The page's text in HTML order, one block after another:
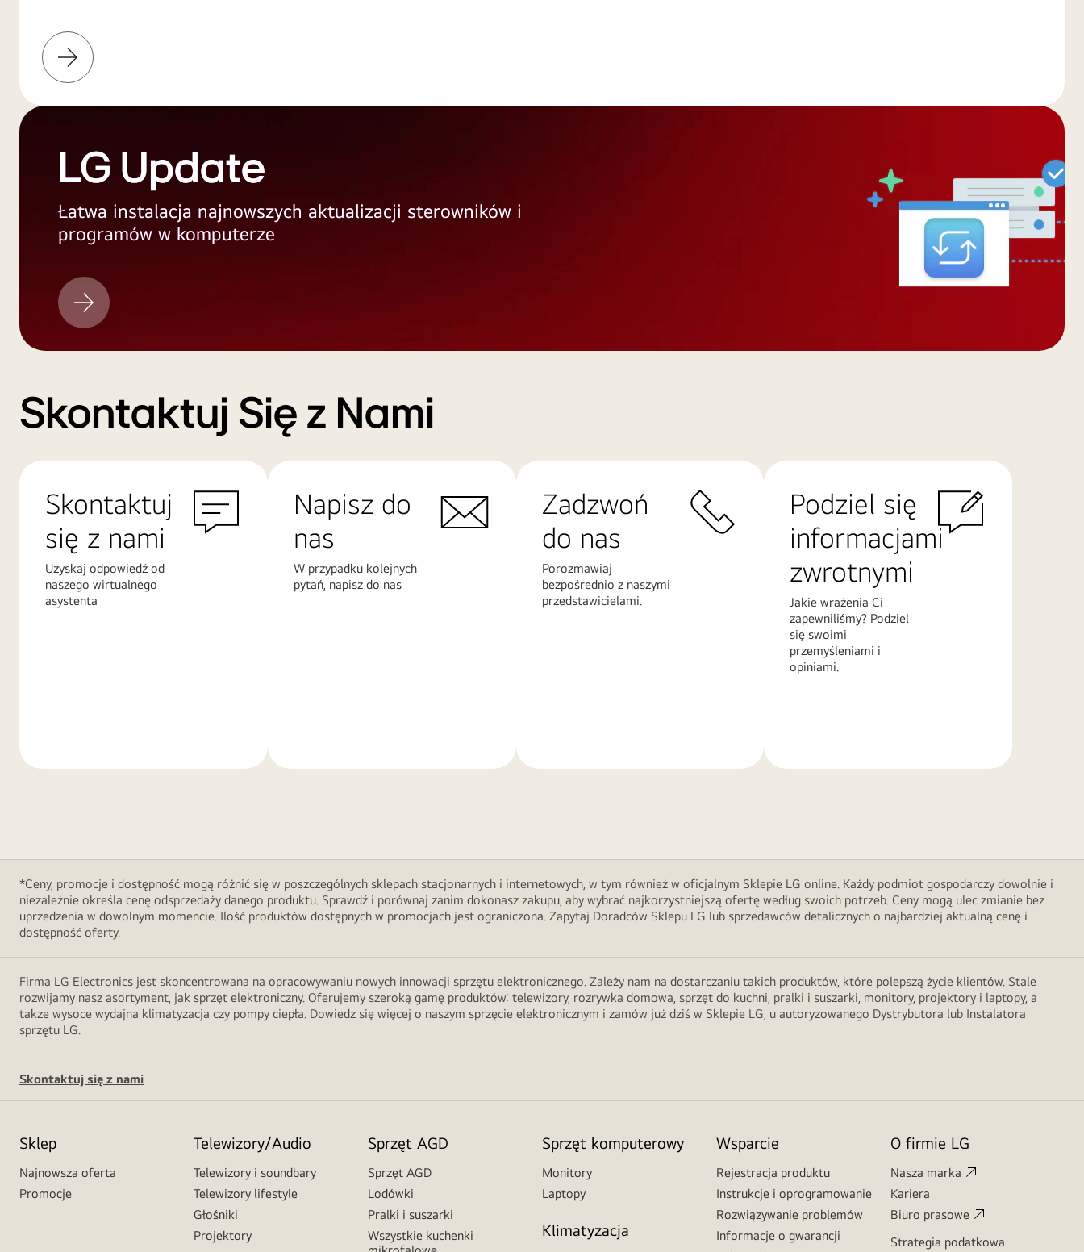
Więcej
informacji
LG Update
Łatwa instalacja najnowszych aktualizacji sterowników i
programów w komputerze
LG
Update
Skontaktuj Się z Nami
Skontaktuj
się z nami
Uzyskaj odpowiedź od
naszego wirtualnego
asystenta
Napisz do
nas
W przypadku kolejnych
pytań, napisz do nas
Zadzwoń
do nas
Porozmawiaj
bezpośrednio z naszymi
przedstawicielami.
Podziel się
informacjami
zwrotnymi
Jakie wrażenia Ci
zapewniliśmy? Podziel
się swoimi
przemyśleniami i
opiniami.
*Ceny, promocje i dostępność mogą różnić się w poszczególnych sklepach stacjonarnych i internetowych, w tym również w oficjalnym Sklepie LG online. Każdy podmiot gospodarczy dowolnie i
niezależnie określa cenę odsprzedaży danego produktu. Sprawdź i porównaj zanim dokonasz zakupu, aby wybrać najkorzystniejszą ofertę według swoich potrzeb. Ceny mogą ulec zmianie bez
uprzedzenia w dowolnym momencie. Ilość produktów dostępnych w promocjach jest ograniczona. Zapytaj Doradców Sklepu LG lub sprzedawców detalicznych o najbardziej aktualną cenę i
dostępność oferty.
Firma LG Electronics jest skoncentrowana na opracowywaniu nowych innowacji sprzętu elektronicznego. Zależy nam na dostarczaniu takich produktów, które polepszą życie klientów. Stale
rozwijamy nasz asortyment, jak sprzęt elektroniczny. Oferujemy szeroką gamę produktów: telewizory, rozrywka domowa, sprzęt do kuchni, pralki i suszarki, monitory, projektory i laptopy, a
takze wysoce wydajna klimatyzacja czy pompy ciepła. Dowiedz się więcej o naszym sprzęcie elektronicznym i zamów już dziś w Sklepie LG, u autoryzowanego Dystrybutora lub Instalatora
sprzętu LG.
Skontaktuj się z nami
Sklep
Najnowsza oferta
Promocje
Telewizory/Audio
Telewizory i soundbary
Telewizory lifestyle
Głośniki
Projektory
Sprzęt AGD
Sprzęt AGD
Lodówki
Pralki i suszarki
Wszystkie kuchenki
Sprzęt komputerowy
Monitory
Laptopy
Klimatyzacja
Wsparcie
Rejestracja produktu
Instrukcje i oprogramowanie
Rozwiązywanie problemów
Informacje o gwarancji
O firmie LG
Nasza marka
Kariera
Biuro prasowe
Strategia podatkowa